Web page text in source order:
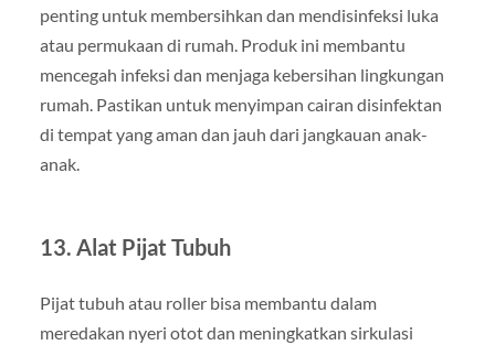
penting untuk membersihkan dan mendisinfeksi luka
atau permukaan di rumah. Produk ini membantu
mencegah infeksi dan menjaga kebersihan lingkungan
rumah. Pastikan untuk menyimpan cairan disinfektan
di tempat yang aman dan jauh dari jangkauan anak-
anak.
13. Alat Pijat Tubuh
Pijat tubuh atau roller bisa membantu dalam
meredakan nyeri otot dan meningkatkan sirkulasi